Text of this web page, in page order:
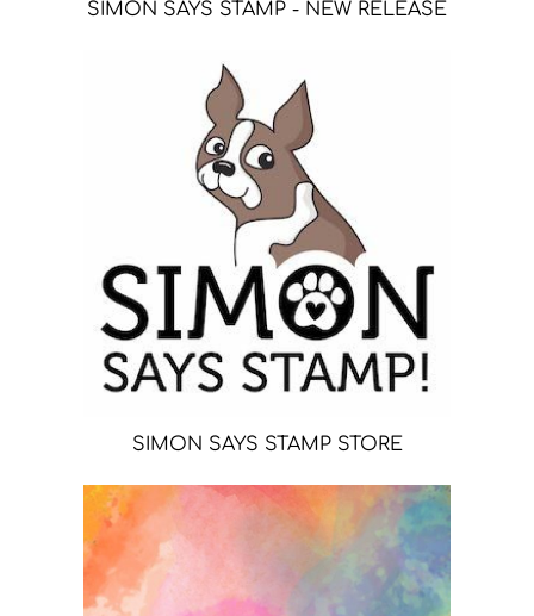
SIMON SAYS STAMP - NEW RELEASE
SIMON SAYS STAMP STORE